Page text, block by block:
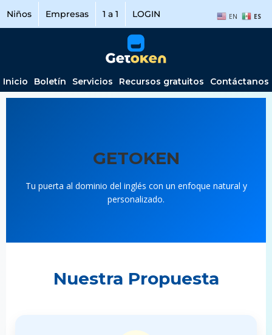
Niños Empresas 1 a 1 LOGIN
Inicio Boletín Servicios Recursos gratuitos Contáctanos
GETOKEN
Tu puerta al dominio del inglés con un enfoque natural y
personalizado.
Nuestra Propuesta
EN ES